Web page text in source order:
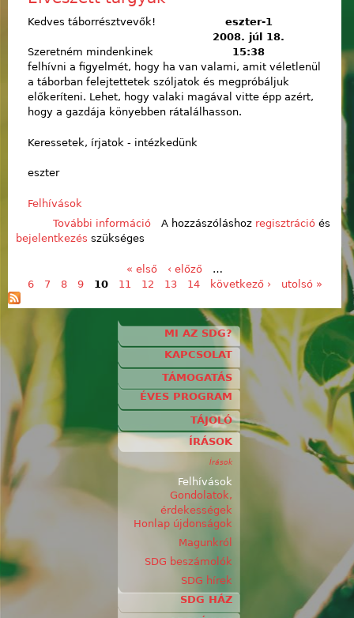
eszter-1
2008. júl 18.
15:38
Kedves táborrésztvevők!
Szeretném mindenkinek
felhívni a figyelmét, hogy ha van valami, amit véletlenül
a táborban felejtettetek szóljatok és megpróbáljuk
előkeríteni. Lehet, hogy valaki magával vitte épp azért,
hogy a gazdája könyebben rátalálhasson.
Keressetek, írjatok - intézkedünk
eszter
Felhívások
További információElveszett tárgyak tartalommal
A hozzászóláshoz regisztrációés
bejelentkezés szükséges
« első ‹ előző
…
6
7 8 9 10 11 12 13 14 következő › utolsó »
MI AZ SDG?
KAPCSOLAT
TÁMOGATÁS
ÉVES PROGRAM
TÁJOLÓ
ÍRÁSOK
Írások
Felhívások
Gondolatok,
érdekességek
Honlap újdonságok
Magunkról
SDG beszámolók
SDG hírek
SDG HÁZ